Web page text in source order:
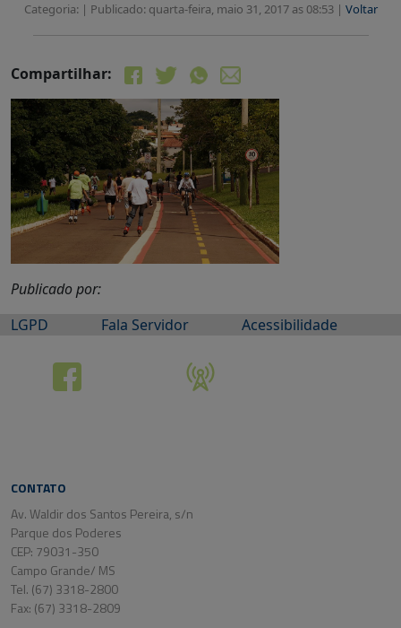
Categoria: | Publicado: quarta-feira, maio 31, 2017 as 08:53 | Voltar
Compartilhar:
Publicado por:
LGPD
Fala Servidor Acessibilidade
CONTATO
Av. Waldir dos Santos Pereira, s/n
Parque dos Poderes
CEP: 79031-350
Campo Grande/ MS
Tel. (67) 3318-2800
Fax: (67) 3318-2809